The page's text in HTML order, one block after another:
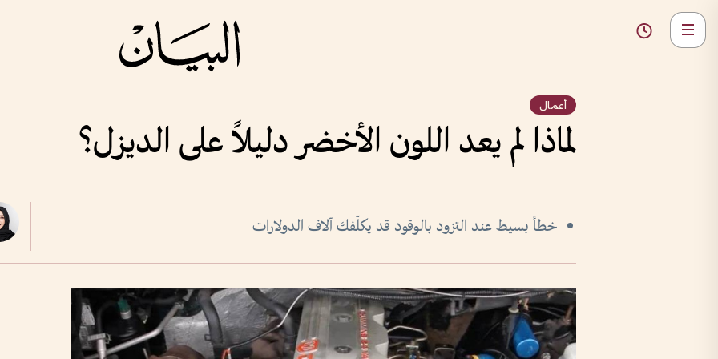
أعمال
لماذا لم يعد اللون الأخضر دليلاً على الديزل؟
خطأ بسيط عند التزود بالوقود قد يكلّفك آلاف الدولارات